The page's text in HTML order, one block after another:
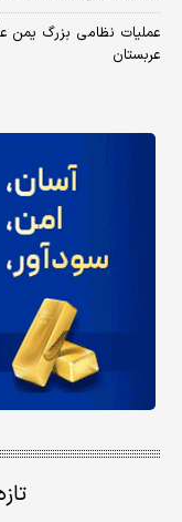
عملیات نظامی بزرگ یمن
عربستان